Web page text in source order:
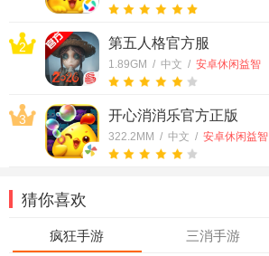
2 第五人格官方服
1.89GM / 中文 / 安卓休闲益智
3 开心消消乐官方正版
322.2MM / 中文 / 安卓休闲益智
猜你喜欢